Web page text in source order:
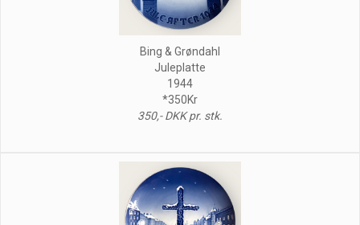
Bing & Grøndahl
Juleplatte
1944
*350Kr
350,- DKK pr. stk.